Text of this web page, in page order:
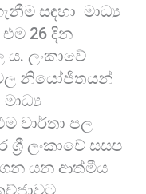
සඳහා මාධ්‍ය
26 දින
ලංකාවේ
නියෝජිතයන්
වාර්තා පල
ලංකාවේ සසප
යන ආත්මීය